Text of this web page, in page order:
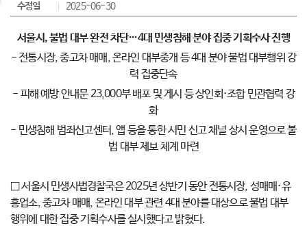
수정일
2025-06-30
서울시 ,불법 대부 완전 차단…4대 민생침해 분야 집중 기획수사 진행
- 전통시장, 중고차 매매, 온라인 대부중개 등 4대 분야 불법 대부행위 강
력 집중단속
- 피해 예방 안내문 23,000부 배포 및 게시 등 상인회·조합 민관협력 강
화
- 민생침해 범죄신고센터, 앱 등을 통한 시민 신고 채널 상시 운영으로 불
법 대부 제보 체계 마련
□ 서울시 민생사법경찰국은 2025년 상반기 동안 전통시장, 성매매·유
흥업소, 중고차 매매, 온라인 대부 관련 4대 분야를 대상으로 불법 대부
행위에 대한 집중 기획수사를 실시했다고 밝혔다.